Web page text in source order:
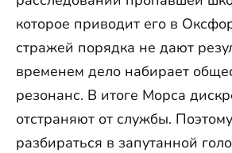
которое приводит его в
стражей порядка не дают
временем дело набирает
резонанс. В итоге Морса
отстраняют от службы.
разбираться в запутанной